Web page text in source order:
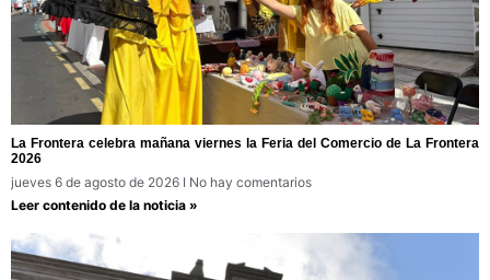
La Frontera celebra mañana viernes la Feria del Comercio de La Frontera
2026
jueves 6 de agosto de 2026
No hay comentarios
Leer contenido de la noticia »